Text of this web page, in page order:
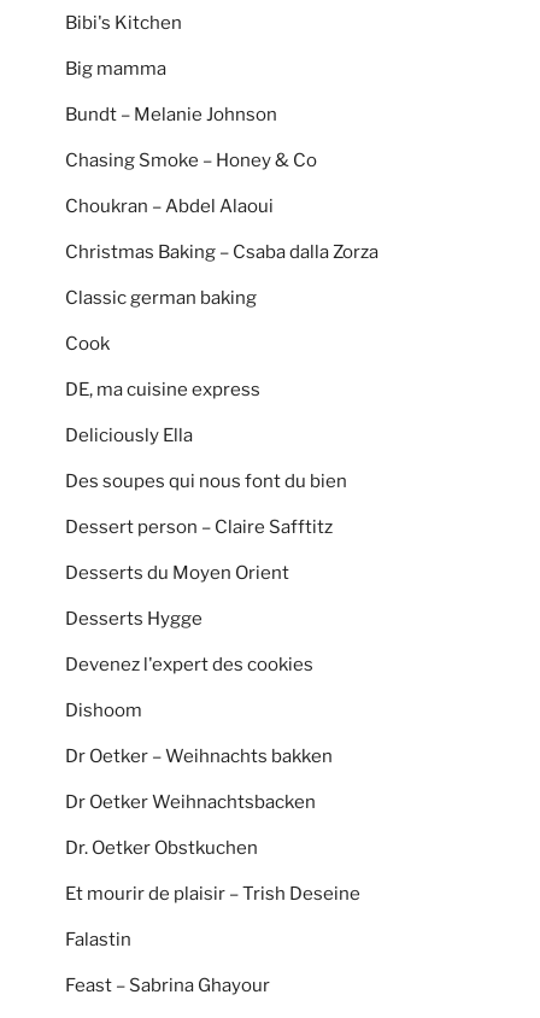
Bibi's Kitchen
Big mamma
Bundt – Melanie Johnson
Chasing Smoke – Honey & Co
Choukran – Abdel Alaoui
Christmas Baking – Csaba dalla Zorza
Classic german baking
Cook
DE, ma cuisine express
Deliciously Ella
Des soupes qui nous font du bien
Dessert person – Claire Safftitz
Desserts du Moyen Orient
Desserts Hygge
Devenez l'expert des cookies
Dishoom
Dr Oetker – Weihnachts bakken
Dr Oetker Weihnachtsbacken
Dr. Oetker Obstkuchen
Et mourir de plaisir – Trish Deseine
Falastin
Feast – Sabrina Ghayour